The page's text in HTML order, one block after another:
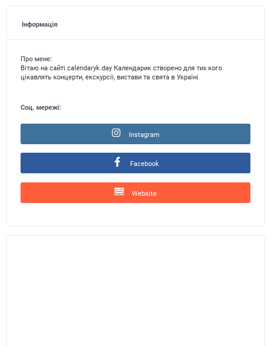
Інформація
Про мене:
Вітаю на сайті calendaryk.day Календарик створено для тих кого
цікавлять концерти, екскурсії, вистави та свята в Україні
Соц. мережі:
Instagram
Facebook
Website